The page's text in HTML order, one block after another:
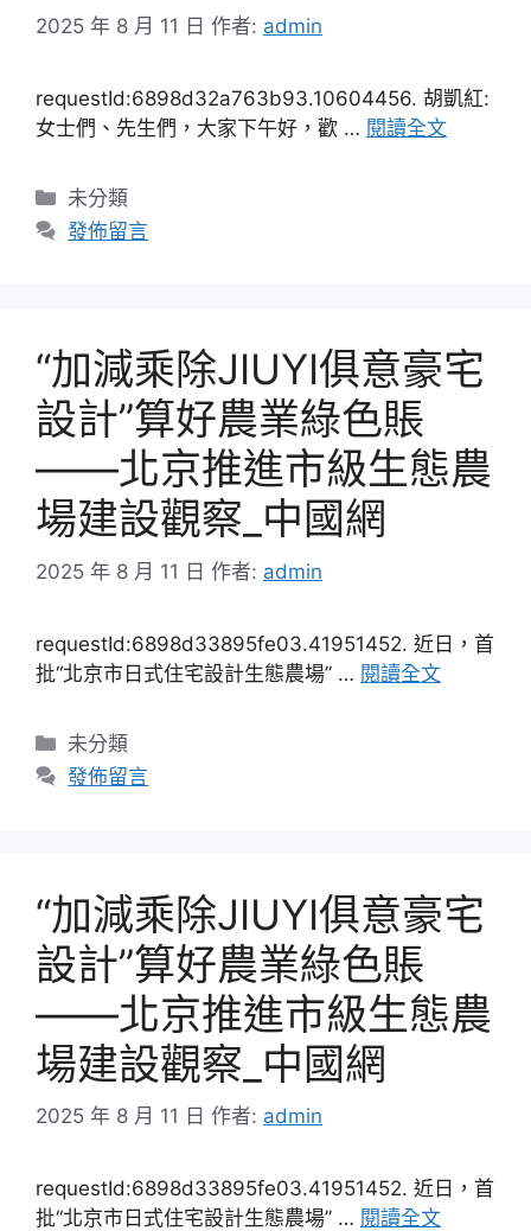
2025 年 8 月 11 日 作者: admin
requestId:6898d32a763b93.10604456. 胡凱紅:
女士們、先生們，大家下午好，歡 … 閱讀全文
分
類
未分類
發佈留言
“加減乘除JIUYI俱意豪宅
設計”算好農業綠色賬
——北京推進市級生態農
場建設觀察_中國網
2025 年 8 月 11 日 作者: admin
requestId:6898d33895fe03.41951452. 近日，首
批“北京市日式住宅設計生態農場” … 閱讀全文
分
類
未分類
發佈留言
“加減乘除JIUYI俱意豪宅
設計”算好農業綠色賬
——北京推進市級生態農
場建設觀察_中國網
2025 年 8 月 11 日 作者: admin
requestId:6898d33895fe03.41951452. 近日，首
批“北京市日式住宅設計生態農場” … 閱讀全文